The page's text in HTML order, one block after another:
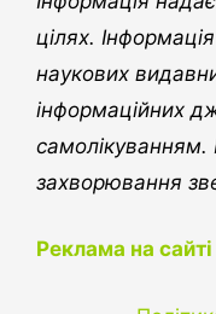
цілях.
наукових
інформаційних
захворювання
Реклама на сайті